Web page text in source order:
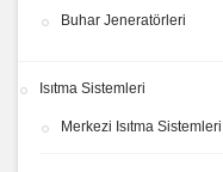
Buhar Jeneratörleri
Isıtma Sistemleri
Merkezi Isıtma Sistemleri